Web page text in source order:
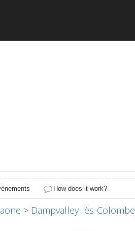
How does it work?
> Dampvalley-lès-Colombe